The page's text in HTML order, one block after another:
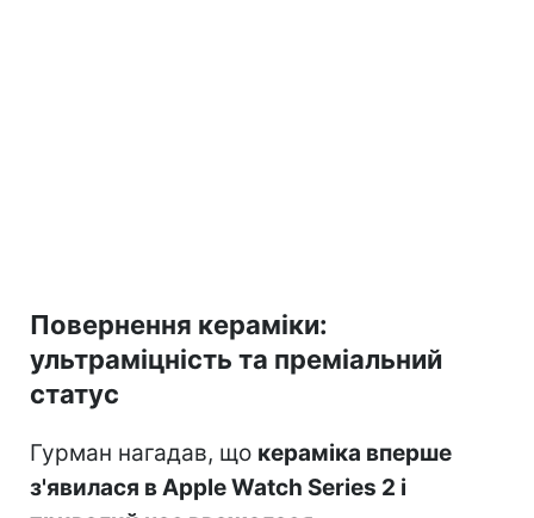
Повернення кераміки:
ультраміцність та преміальний
статус
Гурман нагадав, що кераміка вперше
з'явилася в Apple Watch Series 2 і